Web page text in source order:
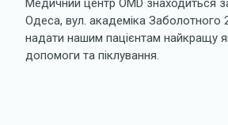
Медичний центр OMD знаходиться
Одеса, вул. академіка Заболотного
надати нашим пацієнтам найкращу
допомоги та піклування.